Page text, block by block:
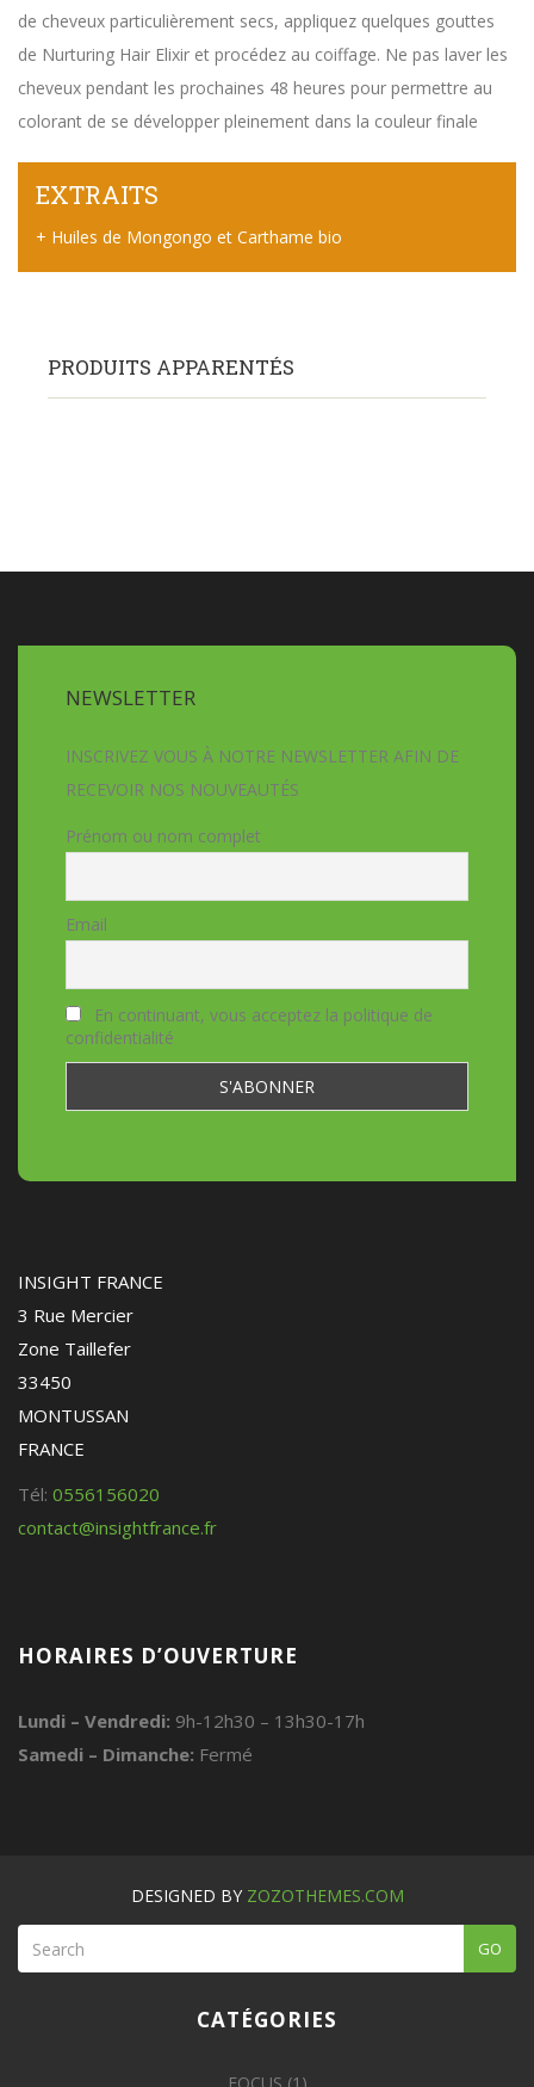
de cheveux particulièrement secs, appliquez quelques gouttes
de Nurturing Hair Elixir et procédez au coiffage. Ne pas laver les
cheveux pendant les prochaines 48 heures pour permettre au
colorant de se développer pleinement dans la couleur finale
EXTRAITS
+ Huiles de Mongongo et Carthame bio
PRODUITS APPARENTÉS
NEWSLETTER
INSCRIVEZ VOUS À NOTRE NEWSLETTER AFIN DE
RECEVOIR NOS NOUVEAUTÉS
Prénom ou nom complet
Email
En continuant, vous acceptez la politique de
confidentialité
INSIGHT FRANCE
3 Rue Mercier
Zone Taillefer
33450
MONTUSSAN
FRANCE
Tél: 0556156020
contact@insightfrance.fr
HORAIRES D’OUVERTURE
Lundi – Vendredi: 9h-12h30 – 13h30-17h
Samedi – Dimanche: Fermé
DESIGNED BY ZOZOTHEMES.COM
GO
CATÉGORIES